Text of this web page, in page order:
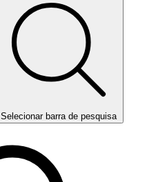
Selecionar barra de pesquisa